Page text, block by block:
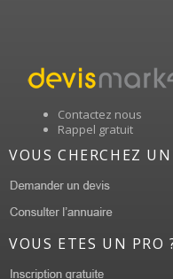
Contactez nous
Rappel gratuit
VOUS CHERCHEZ
VOUS ETES UN PRO